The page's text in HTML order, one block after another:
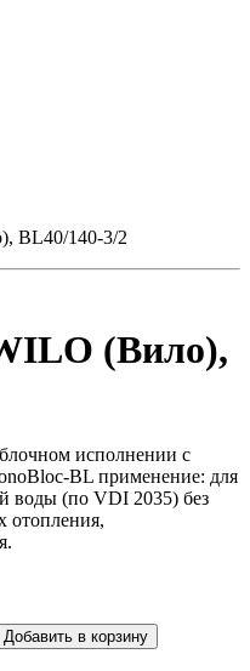
BL40/140-3/2
(Вило),
исполнении с
BL применение: для
воды (по VDI 2035) без
отопления,